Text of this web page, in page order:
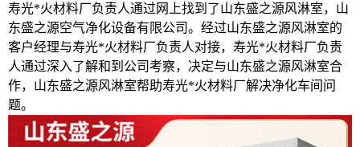
寿光*火材料厂负责人通过网上找到了山东盛之源风淋室，山
东盛之源空气净化设备有限公司。经过山东盛之源风淋室的
客户经理与寿光*火材料厂负责人对接，寿光*火材料厂负责
人通过深入了解和到公司考察，决定与山东盛之源风淋室合
作，山东盛之源风淋室帮助寿光*火材料厂解决净化车间问
题。